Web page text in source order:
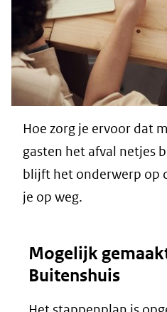
Hoe zorg je ervoor dat
gasten het afval netjes
blijft het onderwerp op
je op weg.
Mogelijk
Buitenshuis